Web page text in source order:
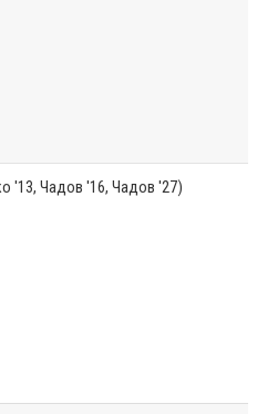
'13, Чадов '16, Чадов '27)